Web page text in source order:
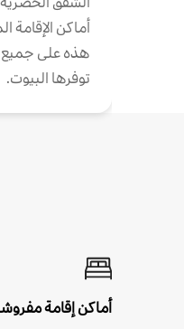
أماكن الإقامة
هذه على جميع
توفرها البيوت.
أماكن إقامة